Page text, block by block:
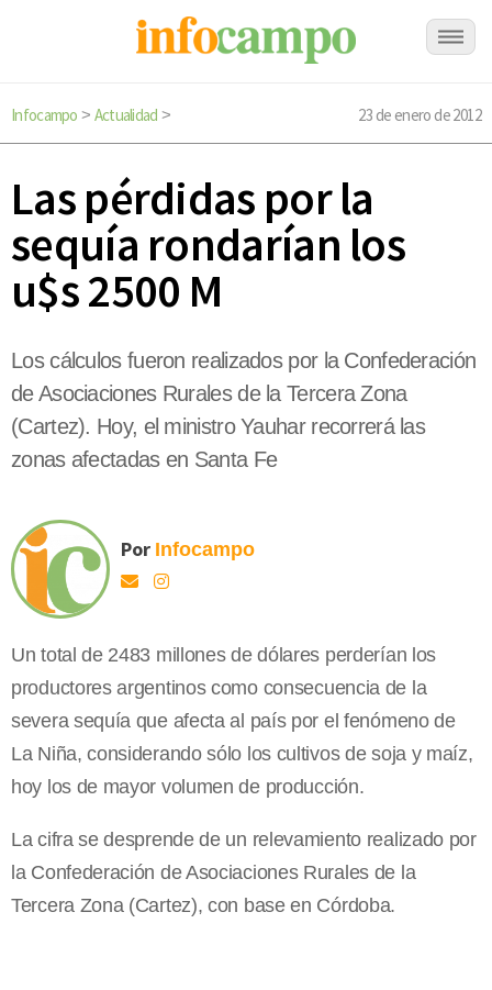
Infocampo > Actualidad > 23 de enero de 2012
Las pérdidas por la
sequía rondarían los
u$s 2500 M
Los cálculos fueron realizados por la Confederación
de Asociaciones Rurales de la Tercera Zona
(Cartez). Hoy, el ministro Yauhar recorrerá las
zonas afectadas en Santa Fe
Por Infocampo
Un total de 2483 millones de dólares perderían los
productores argentinos como consecuencia de la
severa sequía que afecta al país por el fenómeno de
La Niña, considerando sólo los cultivos de soja y maíz,
hoy los de mayor volumen de producción.
La cifra se desprende de un relevamiento realizado por
la Confederación de Asociaciones Rurales de la
Tercera Zona (Cartez), con base en Córdoba.